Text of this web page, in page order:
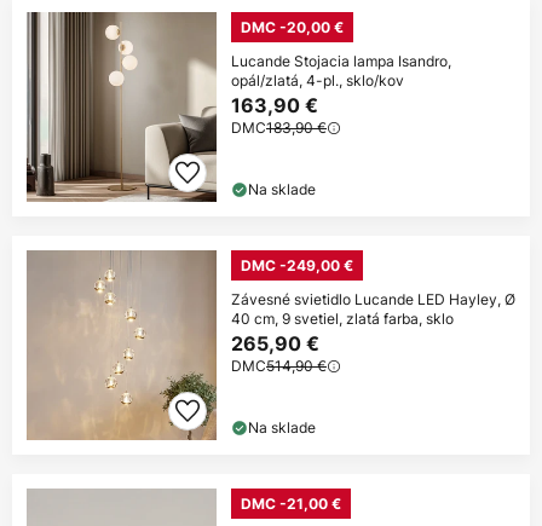
DMC -20,00 €
Lucande Stojacia lampa Isandro,
opál/zlatá, 4-pl., sklo/kov
163,90 €
DMC183,90 €
Na sklade
DMC -249,00 €
Závesné svietidlo Lucande LED Hayley, Ø
40 cm, 9 svetiel, zlatá farba, sklo
265,90 €
DMC514,90 €
Na sklade
DMC -21,00 €